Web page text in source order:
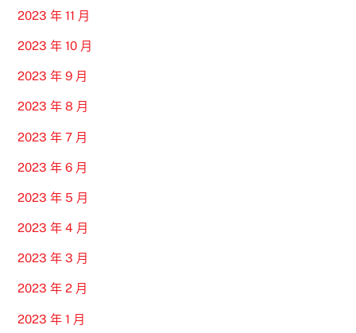
2023 年 11 月
2023 年 10 月
2023 年 9 月
2023 年 8 月
2023 年 7 月
2023 年 6 月
2023 年 5 月
2023 年 4 月
2023 年 3 月
2023 年 2 月
2023 年 1 月